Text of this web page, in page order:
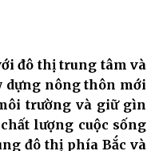
đô thị trung tâm và
dựng nông thôn mới
trường và giữ gìn
lượng cuộc sống
đô thị phía Bắc và